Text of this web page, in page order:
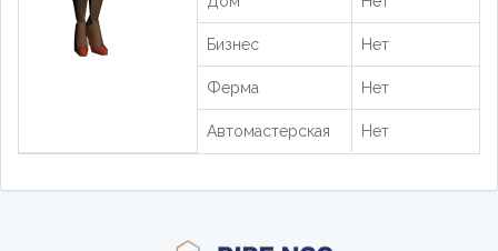
Бизнес Нет
Ферма Нет
Автомастерская Нет